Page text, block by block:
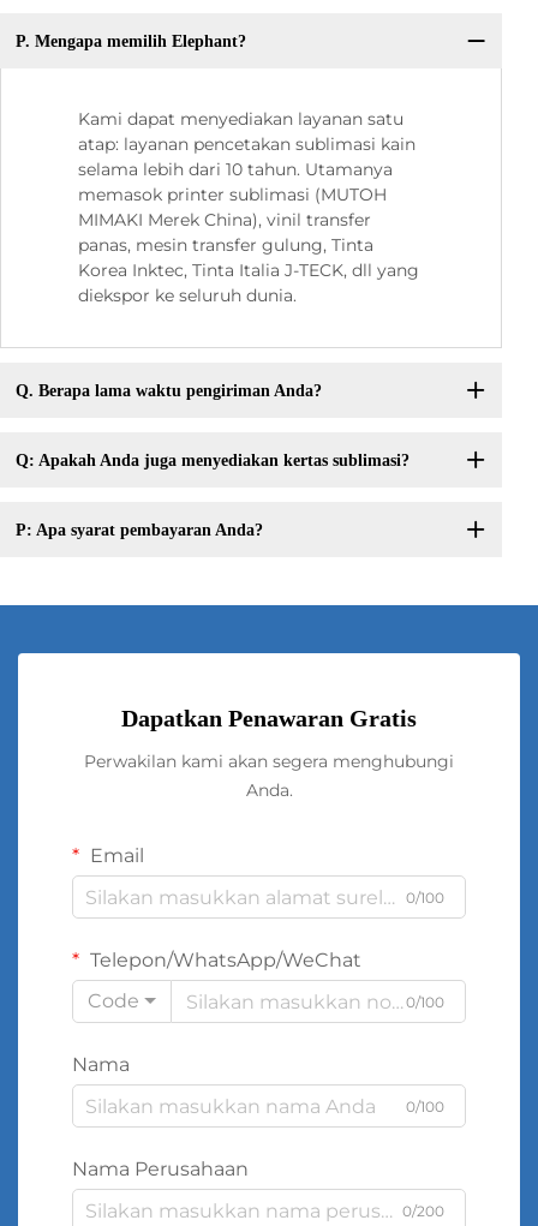
P. Mengapa memilih Elephant?
Kami dapat menyediakan layanan satu
atap: layanan pencetakan sublimasi kain
selama lebih dari 10 tahun. Utamanya
memasok printer sublimasi (MUTOH
MIMAKI Merek China), vinil transfer
panas, mesin transfer gulung, Tinta
Korea Inktec, Tinta Italia J-TECK, dll yang
diekspor ke seluruh dunia.
Q. Berapa lama waktu pengiriman Anda?
Q: Apakah Anda juga menyediakan kertas sublimasi?
P: Apa syarat pembayaran Anda?
Dapatkan Penawaran Gratis
Perwakilan kami akan segera menghubungi
Anda.
Email
0/100
Telepon/WhatsApp/WeChat
Code
0/100
Nama
0/100
Nama Perusahaan
0/200